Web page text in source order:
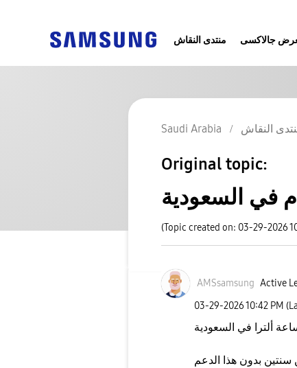
منتدى النقاش جالاكسى
Saudi Arabia النقاش
Original topic:
في السعودية
(Topic created on: 03-29-2026
AMSsamsung Active
‎03-29-202610:42 PM